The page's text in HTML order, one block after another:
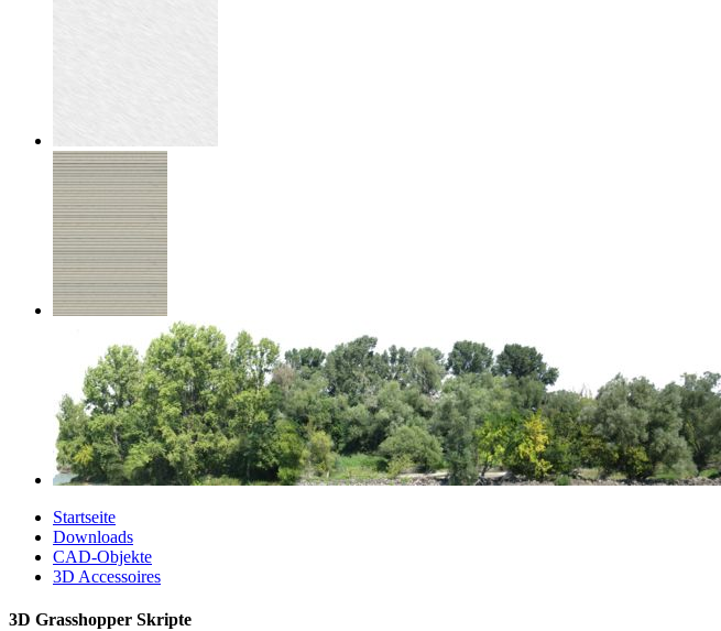
Startseite
Downloads
CAD-Objekte
3D Accessoires
3D Grasshopper Skripte